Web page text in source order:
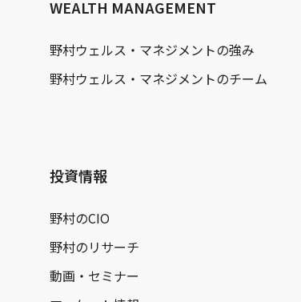
WEALTH MANAGEMENT
野村ウェルス・マネジメントの強み
野村ウェルス・マネジメントのチーム
投資情報
野村のCIO
野村のリサーチ
動画・セミナー